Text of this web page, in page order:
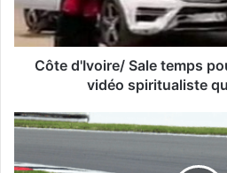
Côte d'Ivoire/ Sale temps
vidéo spiritualiste